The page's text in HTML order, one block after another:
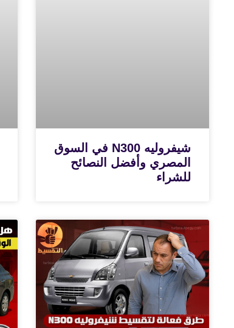
شيفروليه N300 في السوق
المصري وأفضل النصائح
للشراء